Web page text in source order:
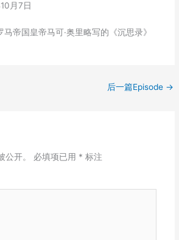
月7日
帝国皇帝马可·奥里略写的《沉思录》
后一篇Episode →
开。 必填项已用 * 标注